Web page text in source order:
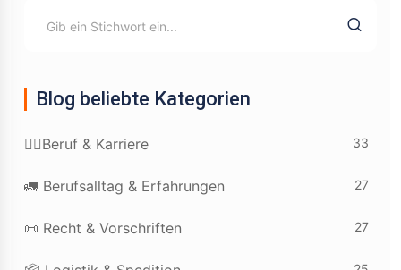
Blog beliebte Kategorien
👷‍♂️Beruf & Karriere 33
🚛 Berufsalltag & Erfahrungen 27
📜 Recht & Vorschriften 27